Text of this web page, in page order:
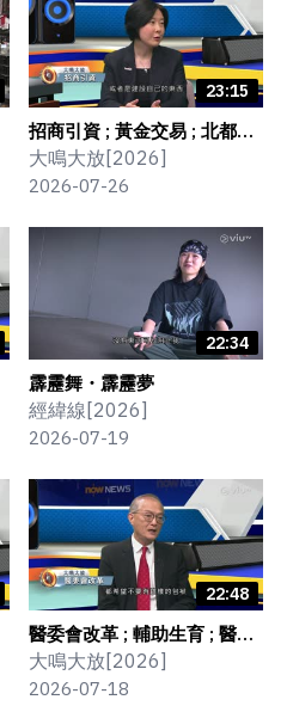
23:15
招商引資 ; 黃金交易 ; 北都發
展 ; 香港優勢
大鳴大放[2026]
2026-07-26
22:34
霹靂舞・霹靂夢
經緯線[2026]
2026-07-19
22:48
醫委會改革 ; 輔助生育 ; 醫療
政策 ; 藥物審批 ; 施政四周年
大鳴大放[2026]
2026-07-18